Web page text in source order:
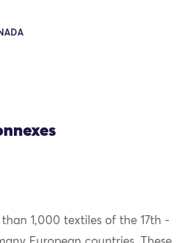
than 1,000 textiles of the 17th -